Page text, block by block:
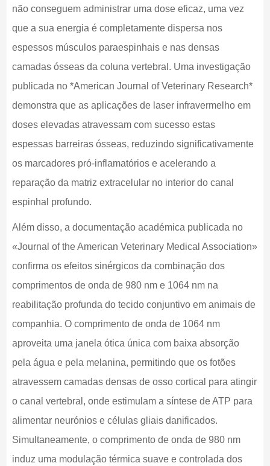
não conseguem administrar uma dose eficaz, uma vez
que a sua energia é completamente dispersa nos
espessos músculos paraespinhais e nas densas
camadas ósseas da coluna vertebral. Uma investigação
publicada no *American Journal of Veterinary Research*
demonstra que as aplicações de laser infravermelho em
doses elevadas atravessam com sucesso estas
espessas barreiras ósseas, reduzindo significativamente
os marcadores pró-inflamatórios e acelerando a
reparação da matriz extracelular no interior do canal
espinhal profundo.
Além disso, a documentação académica publicada no
«Journal of the American Veterinary Medical Association»
confirma os efeitos sinérgicos da combinação dos
comprimentos de onda de 980 nm e 1064 nm na
reabilitação profunda do tecido conjuntivo em animais de
companhia. O comprimento de onda de 1064 nm
aproveita uma janela ótica única com baixa absorção
pela água e pela melanina, permitindo que os fotões
atravessem camadas densas de osso cortical para atingir
o canal vertebral, onde estimulam a síntese de ATP para
alimentar neurónios e células gliais danificados.
Simultaneamente, o comprimento de onda de 980 nm
induz uma modulação térmica suave e controlada dos